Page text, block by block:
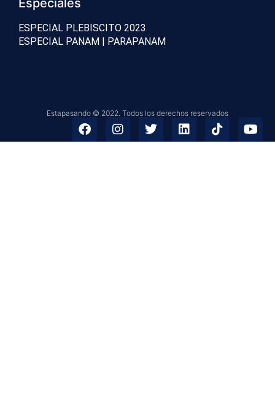
Especiales
ESPECIAL PLEBISCITO 2023
ESPECIAL PANAM | PARAPANAM
Estapasando © 2022. Todos los derechos reservados